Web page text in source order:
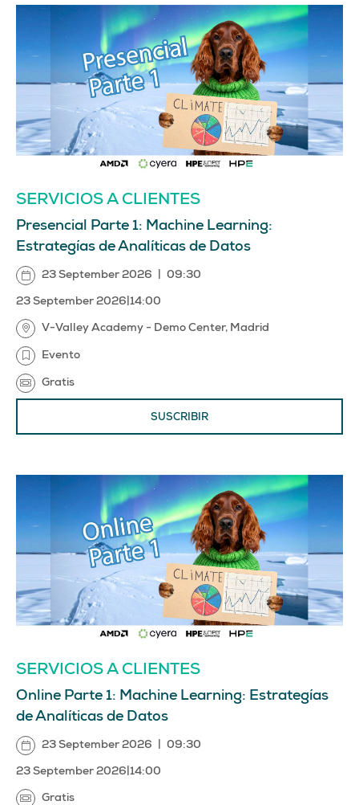
SERVICIOS A CLIENTES
Presencial Parte 1: Machine Learning:
Estrategías de Analíticas de Datos
23 September 2026 09:30
23 September 2026 14:00
V-Valley Academy - Demo Center, Madrid
Evento
Gratis
SUSCRIBIR
SERVICIOS A CLIENTES
Online Parte 1: Machine Learning: Estrategías
de Analíticas de Datos
23 September 2026 09:30
23 September 2026 14:00
Gratis